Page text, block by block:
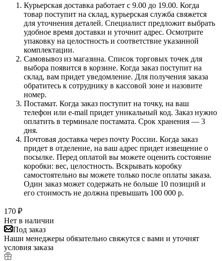
Курьерская доставка работает с 9.00 до 19.00. Когда
товар поступит на склад, курьерская служба свяжется
для уточнения деталей. Специалист предложит выбрать
удобное время доставки и уточнит адрес. Осмотрите
упаковку на целостность и соответствие указанной
комплектации.
Самовывоз из магазина. Список торговых точек для
выбора появится в корзине. Когда заказ поступит на
склад, вам придет уведомление. Для получения заказа
обратитесь к сотруднику в кассовой зоне и назовите
номер.
Постамат. Когда заказ поступит на точку, на ваш
телефон или e-mail придет уникальный код. Заказ нужно
оплатить в терминале постамата. Срок хранения — 3
дня.
Почтовая доставка через почту России. Когда заказ
придет в отделение, на ваш адрес придет извещение о
посылке. Перед оплатой вы можете оценить состояние
коробки: вес, целостность. Вскрывать коробку
самостоятельно вы можете только после оплаты заказа.
Один заказ может содержать не больше 10 позиций и
его стоимость не должна превышать 100 000 р.
170 ₽
Нет в наличии
Под заказ
Наши менеджеры обязательно свяжутся с вами и уточнят
условия заказа